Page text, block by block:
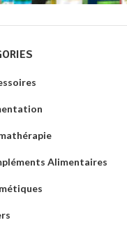
Alimentaires